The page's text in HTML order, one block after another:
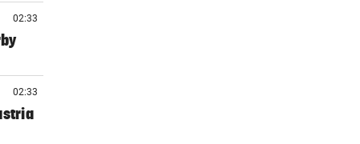
02:33
02:33